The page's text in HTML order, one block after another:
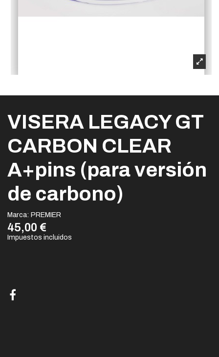
VISERA LEGACY GT
CARBON CLEAR
A+pins (para versión
de carbono)
Marca: PREMIER
45,00 €
Impuestos incluidos